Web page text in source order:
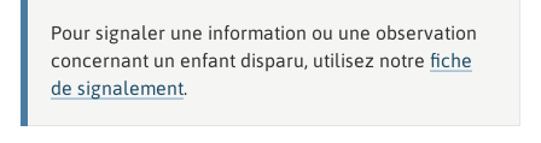
Pour signaler une information ou une observation
concernant un enfant disparu, utilisez notrefiche
de signalement.